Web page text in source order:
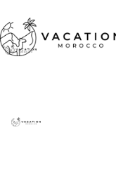
content